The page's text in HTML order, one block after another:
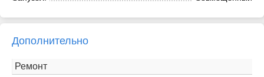
Дополнительно
Ремонт